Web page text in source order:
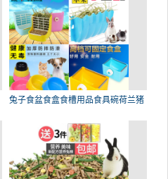
兔子食盆食盒食槽用品食具碗荷兰猪